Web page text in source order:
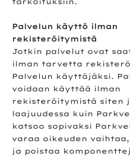
Palvelun käyttö ilman
rekisteröitymistä
Jotkin palvelut ovat
ilman tarvetta
Palvelun käyttäjäksi.
voidaan käyttää ilman
rekisteröitymistä siten
laajuudessa kuin
katsoo sopivaksi
varaa oikeuden
ja poistaa